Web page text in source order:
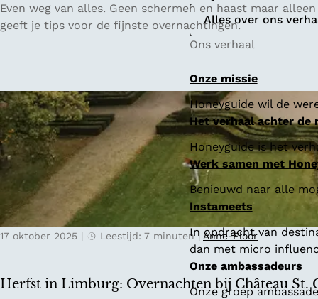
Alles over ons
Ons verhaal
Onze missie
Honeyguide wil de
Het verhaal achter de
Honeyguide is het
Werk samen met
Benieuwd naar alle
Instameets
In opdracht van
dan met micro
Onze ambassadeurs
Onze groep
5
x
n
a
c
h
t
w
e
n
Even weg van alles. Geen schermen en haast maar
geeft je tips voor de fijnste overnachtingen.
Herfst in Limburg: Overnachten bij Château St.
17 oktober 2025 | Leestijd: 7 minuten | Anne-Floor